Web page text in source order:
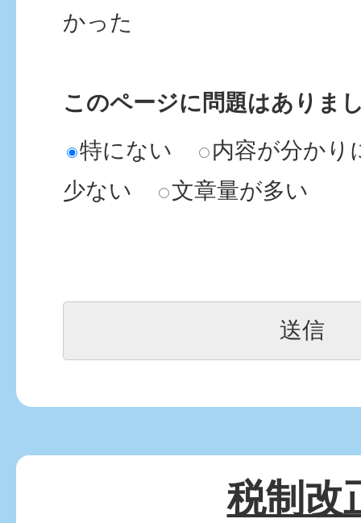
かった
このページに問題はありま
特にない
内容が分かり
少ない
文章量が多い
税制改